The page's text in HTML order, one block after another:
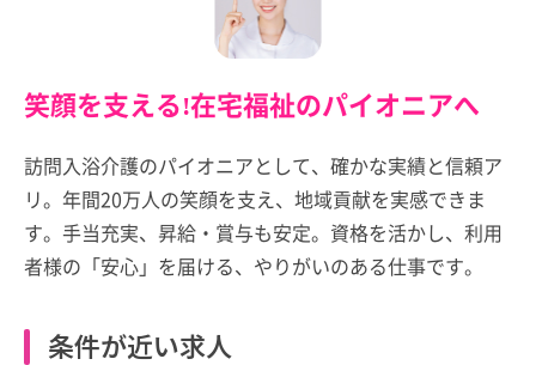
笑顔を支える!在宅福祉のパイオニアへ
訪問入浴介護のパイオニアとして、確かな実績と信頼ア
リ。年間20万人の笑顔を支え、地域貢献を実感できま
す。手当充実、昇給・賞与も安定。資格を活かし、利用
者様の「安心」を届ける、やりがいのある仕事です。
条件が近い求人